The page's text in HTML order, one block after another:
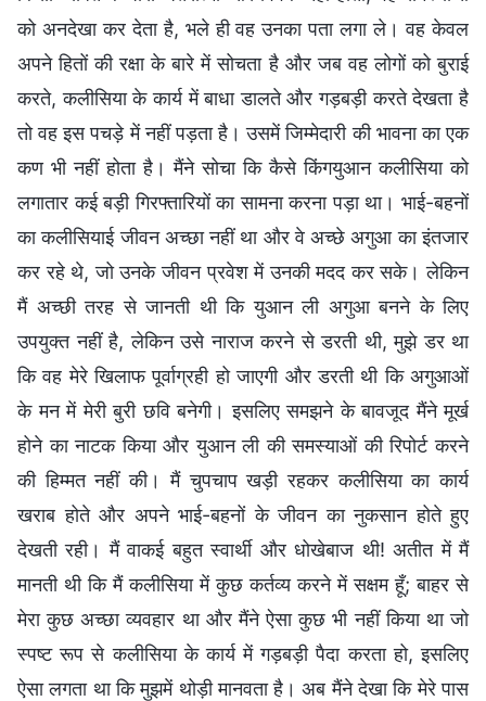
को अनदेखा कर देता है, भले ही वह उनका पता लगा ले। वह केवल
अपने हितों की रक्षा के बारे में सोचता है और जब वह लोगों को बुराई
करते, कलीसिया के कार्य में बाधा डालते और गड़बड़ी करते देखता है
तो वह इस पचड़े में नहीं पड़ता है। उसमें जिम्मेदारी की भावना का एक
कण भी नहीं होता है। मैंने सोचा कि कैसे किंगयुआन कलीसिया को
लगातार कई बड़ी गिरफ्तारियों का सामना करना पड़ा था। भाई-बहनों
का कलीसियाई जीवन अच्छा नहीं था और वे अच्छे अगुआ का इंतजार
कर रहे थे, जो उनके जीवन प्रवेश में उनकी मदद कर सके। लेकिन
मैं अच्छी तरह से जानती थी कि युआन ली अगुआ बनने के लिए
उपयुक्त नहीं है, लेकिन उसे नाराज करने से डरती थी, मुझे डर था
कि वह मेरे खिलाफ पूर्वाग्रही हो जाएगी और डरती थी कि अगुआओं
के मन में मेरी बुरी छवि बनेगी। इसलिए समझने के बावजूद मैंने मूर्ख
होने का नाटक किया और युआन ली की समस्याओं की रिपोर्ट करने
की हिम्मत नहीं की। मैं चुपचाप खड़ी रहकर कलीसिया का कार्य
खराब होते और अपने भाई-बहनों के जीवन का नुकसान होते हुए
देखती रही। मैं वाकई बहुत स्वार्थी और धोखेबाज थी! अतीत में मैं
मानती थी कि मैं कलीसिया में कुछ कर्तव्य करने में सक्षम हूँ; बाहर से
मेरा कुछ अच्छा व्यवहार था और मैंने ऐसा कुछ भी नहीं किया था जो
स्पष्ट रूप से कलीसिया के कार्य में गड़बड़ी पैदा करता हो, इसलिए
ऐसा लगता था कि मुझमें थोड़ी मानवता है। अब मैंने देखा कि मेरे पास